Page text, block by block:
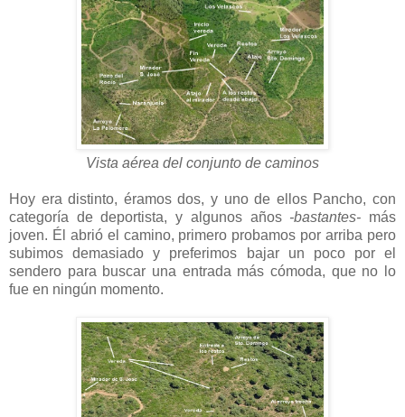
Vista aérea del conjunto de caminos
Hoy era distinto, éramos dos, y uno de ellos Pancho, con
categoría de deportista, y algunos años -bastantes- más
joven. Él abrió el camino, primero probamos por arriba pero
subimos demasiado y preferimos bajar un poco por el
sendero para buscar una entrada más cómoda, que no lo
fue en ningún momento.